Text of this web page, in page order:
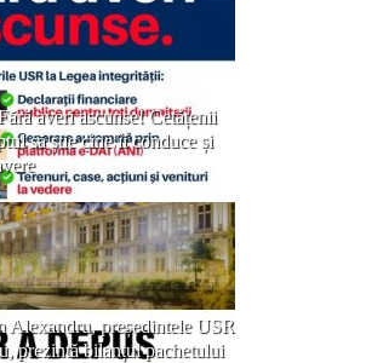
averi ascunse! Cetățenii
să știe cine îi conduce și
Alexandru, președintele USR
prezintă bilanțul pachetului